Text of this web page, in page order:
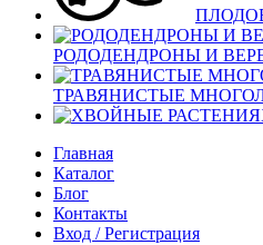
РОДОДЕНДРОНЫ И
ТРАВЯНИСТЫЕ
Главная
Каталог
Блог
Контакты
Вход / Регистрация